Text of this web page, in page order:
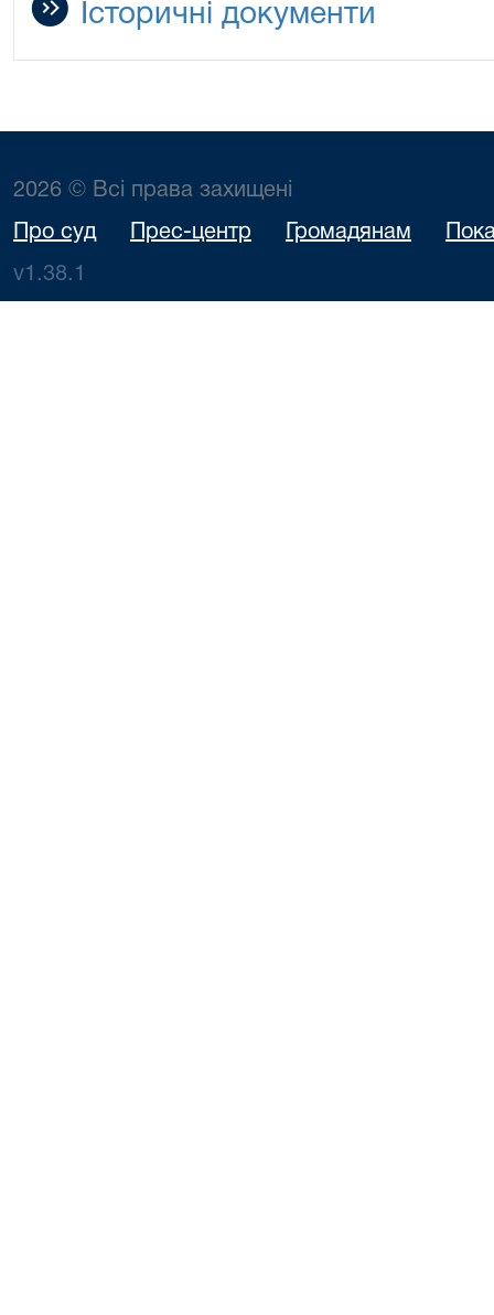
Історичні документи
2026 © Всі права захищені
Про суд Прес-центр Громадянам
v1.38.1